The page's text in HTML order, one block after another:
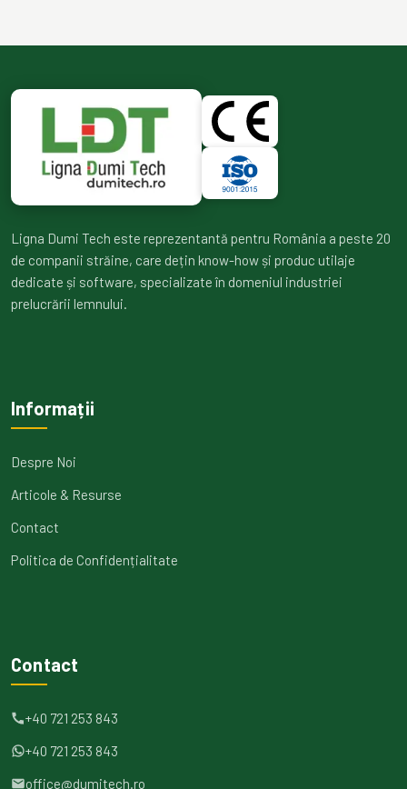
Ligna Dumi Tech este reprezentantă pentru România a peste 20
de companii străine, care dețin know-how și produc utilaje
dedicate și software, specializate în domeniul industriei
prelucrării lemnului.
Informații
Despre Noi
Articole & Resurse
Contact
Politica de Confidențialitate
Contact
+40 721 253 843
+40 721 253 843
office@dumitech.ro